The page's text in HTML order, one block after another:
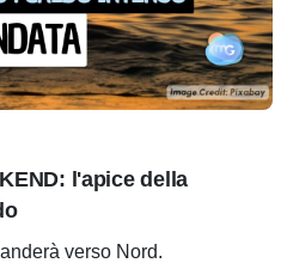
l'apice della
verso Nord.